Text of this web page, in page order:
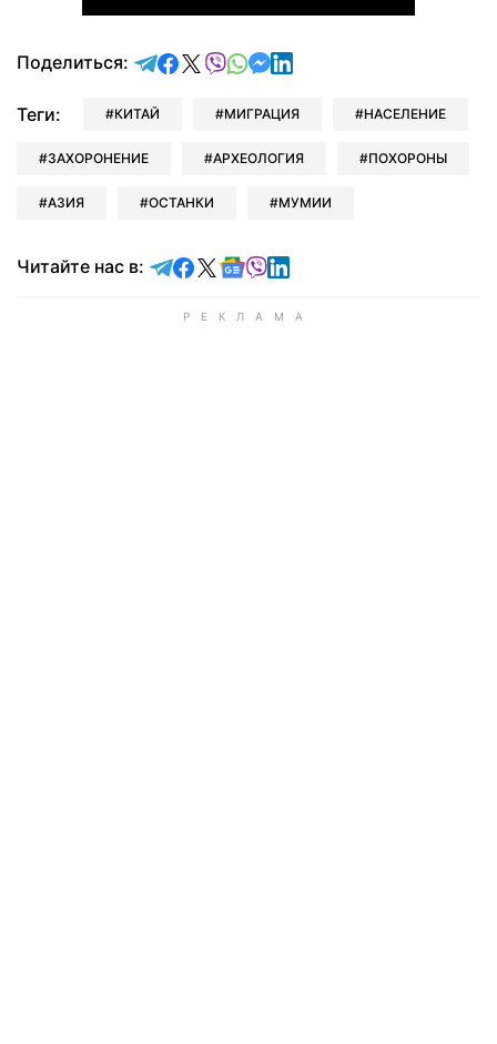
Поделиться: отправить в Telegram
поделиться в Facebook
поделиться в X
отправить в Viber
отправить в Whatsapp
отправить в Messenger
отправить в LinkedIn
Теги: КИТАЙ МИГРАЦИЯ НАСЕЛЕНИЕ
ЗАХОРОНЕНИЕ АРХЕОЛОГИЯ ПОХОРОНЫ
АЗИЯ ОСТАНКИ МУМИИ
Читайте нас в: Читайте в Telegram
Читайте в Facebook
Читайте в X
Читайте в Google news
Читайте в Viber
Читайте в LinkedIn